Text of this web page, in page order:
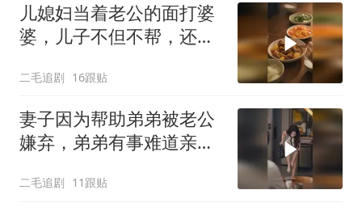
儿媳妇当着老公的面打婆
婆，儿子不但不帮，还助
二毛追剧 16跟贴
妻子因为帮助弟弟被老公
嫌弃，弟弟有事难道亲姐
二毛追剧 11跟贴